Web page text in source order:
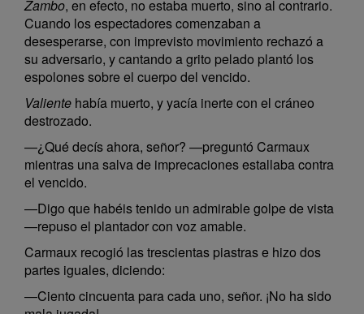
Zambo, en efecto, no estaba muerto, sino al contrario.
Cuando los espectadores comenzaban a
desesperarse, con imprevisto movimiento rechazó a
su adversario, y cantando a grito pelado plantó los
espolones sobre el cuerpo del vencido.
Valiente había muerto, y yacía inerte con el cráneo
destrozado.
—¿Qué decís ahora, señor? —preguntó Carmaux
mientras una salva de imprecaciones estallaba contra
el vencido.
—Digo que habéis tenido un admirable golpe de vista
—repuso el plantador con voz amable.
Carmaux recogió las trescientas piastras e hizo dos
partes iguales, diciendo:
—Ciento cincuenta para cada uno, señor. ¡No ha sido